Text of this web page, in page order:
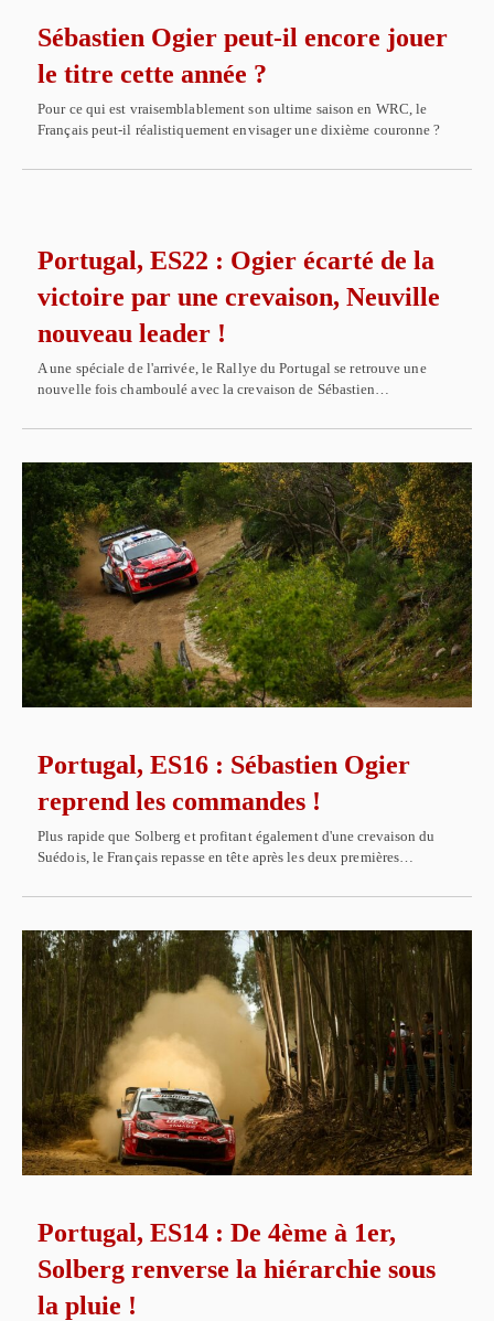
Sébastien Ogier peut-il encore jouer
le titre cette année ?
Pour ce qui est vraisemblablement son ultime saison en WRC, le
Français peut-il réalistiquement envisager une dixième couronne ?
Portugal, ES22 : Ogier écarté de la
victoire par une crevaison, Neuville
nouveau leader !
A une spéciale de l'arrivée, le Rallye du Portugal se retrouve une
nouvelle fois chamboulé avec la crevaison de Sébastien…
Portugal, ES16 : Sébastien Ogier
reprend les commandes !
Plus rapide que Solberg et profitant également d'une crevaison du
Suédois, le Français repasse en tête après les deux premières…
Portugal, ES14 : De 4ème à 1er,
Solberg renverse la hiérarchie sous
la pluie !